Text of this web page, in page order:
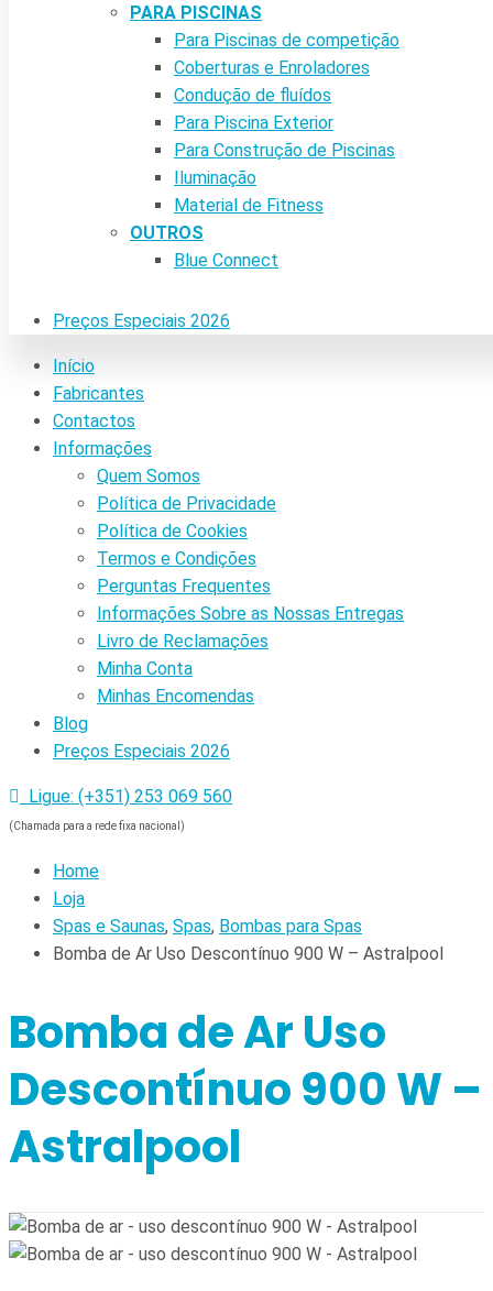
PARA PISCINAS
Para Piscinas de competição
Coberturas e Enroladores
Condução de fluídos
Para Piscina Exterior
Para Construção de Piscinas
Iluminação
Material de Fitness
OUTROS
Blue Connect
Preços Especiais 2026
Início
Fabricantes
Contactos
Informações
Quem Somos
Política de Privacidade
Política de Cookies
Termos e Condições
Perguntas Frequentes
Informações Sobre as Nossas Entregas
Livro de Reclamações
Minha Conta
Minhas Encomendas
Blog
Preços Especiais 2026
Ligue: (+351) 253 069 560
(Chamada para a rede fixa nacional)
Home
Loja
Spas e Saunas, Spas, Bombas para Spas
Bomba de Ar Uso Descontínuo 900 W – Astralpool
Bomba de Ar Uso
Descontínuo 900 W –
Astralpool